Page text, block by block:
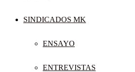
SINDICADOS MK
ENSAYO
ENTREVISTAS